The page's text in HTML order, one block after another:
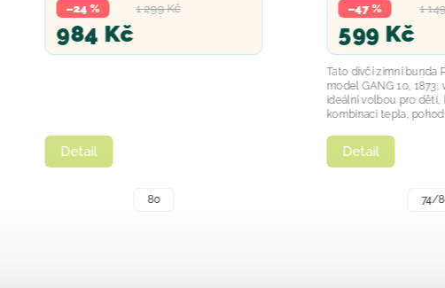
1 299 Kč
984 Kč
1 149 Kč
599 Kč
Tato dívčí zimní bunda Puffa
model GANG 10, 1873, v
ideální volbou pro děti, které
kombinaci tepla, pohodlí a...